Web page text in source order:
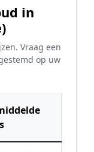
in
Vraag een
op uw